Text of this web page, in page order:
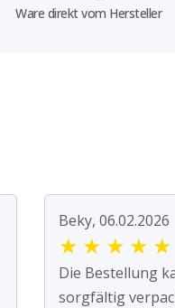
Ware direkt vom Hersteller
Beky, 06.02.2026
★ ★ ★ ★ ★
Die Bestellung
sorgfältig